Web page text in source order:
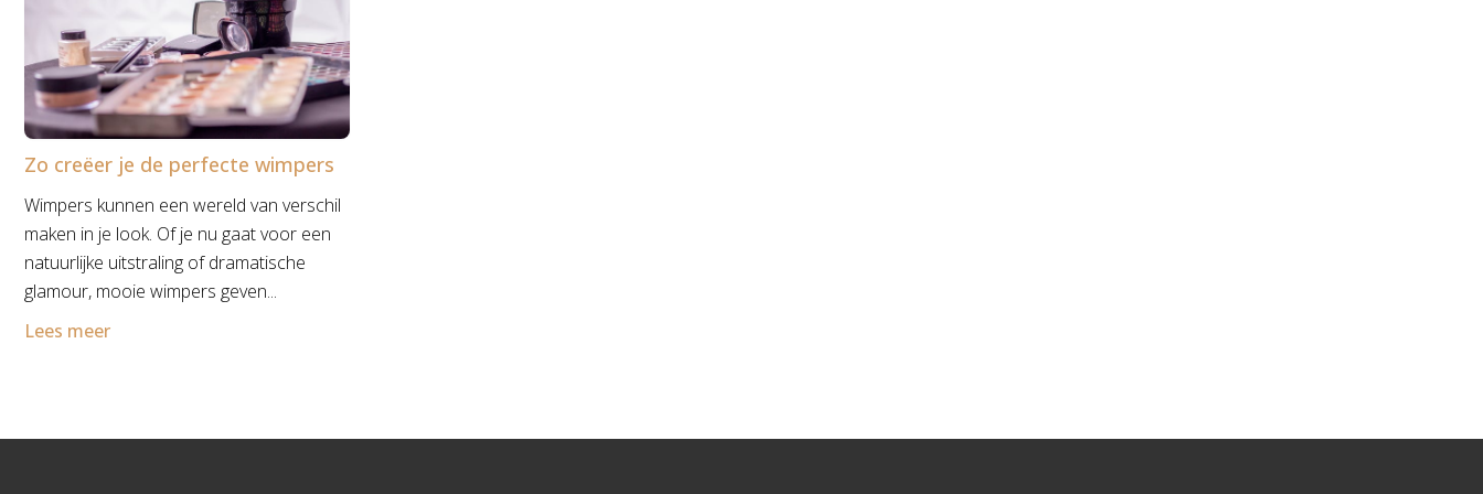
Zo creëer je de perfecte wimpers
Wimpers kunnen een wereld van verschil
maken in je look. Of je nu gaat voor een
natuurlijke uitstraling of dramatische
glamour, mooie wimpers geven...
Lees meer